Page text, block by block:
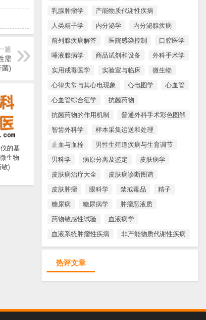
乳腺肿瘤学
产能物质代谢性疾病
人类精子学
内分泌学
内分泌腺疾病
前列腺疾病解答
医院感染控制
口腔医学
唾液腺病学
商品试剂和设备
外科手术学
实用戒毒医学
实验室与临床
微生物
心律失常与其心电现象
心电图学
心血管
心血管综合征学
抗菌药物
抗菌药物的作用机制
普通外科手术彩色图解
智齿外科学
样本采集运送和处理
止血与血栓
男性生殖道疾病与生育调节
男科学
病原分离及鉴定
皮肤病学
皮肤病治疗大全
皮肤病诊断图谱
皮肤肿瘤
眼科学 禁戒毒品
精子
糖尿病
糖尿病学
肿瘤恶液质
药物敏感性试验
血液病学
血液系统肿瘤性疾病
非产能物质代谢性疾病
热评文章
篇
需
菌)
的基
生物
)